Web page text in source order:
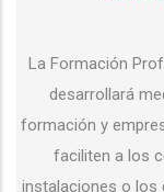
La Formación
desarrollará
formación y
faciliten a los
instalaciones o los